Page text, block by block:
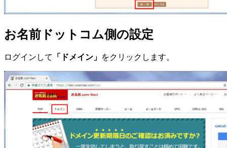
お名前ドットコム側の設定
ログインして 「ドメイン」 をクリックします。